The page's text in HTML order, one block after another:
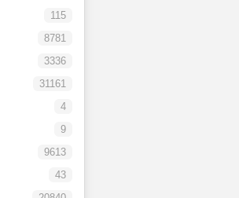
115
8781
3336
31161
4
9
9613
43